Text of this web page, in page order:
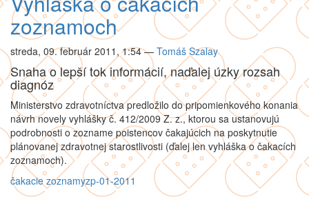
zoznamoch
streda, 09. február 2011, 1:54 — Tomáš Szalay
Snaha o lepší tok informácií, naďalej úzky rozsah
diagnóz
Ministerstvo zdravotníctva predložilo do pripomienkového konania
návrh novely vyhlášky č. 412/2009 Z. z., ktorou sa ustanovujú
podrobnosti o zozname poistencov čakajúcich na poskytnutie
plánovanej zdravotnej starostlivosti (ďalej len vyhláška o čakacích
zoznamoch).
čakacie zoznamyzp-01-2011